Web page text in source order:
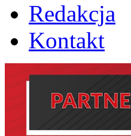
Redakcja
Kontakt